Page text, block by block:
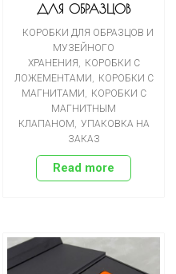
ДЛЯ ОБРАЗЦОВ
КОРОБКИ ДЛЯ ОБРАЗЦОВ И
МУЗЕЙНОГО
ХРАНЕНИЯ
КОРОБКИ С
ЛОЖЕМЕНТАМИ
КОРОБКИ С
МАГНИТАМИ
КОРОБКИ С
МАГНИТНЫМ
КЛАПАНОМ
УПАКОВКА НА
ЗАКАЗ
Read more